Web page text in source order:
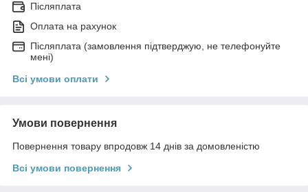
Післяплата
Оплата на рахунок
Післяплата (замовлення підтверджую, не телефонуйте
мені)
Всі умови оплати
Умови повернення
Повернення товару впродовж 14 днів за домовленістю
Всі умови повернення